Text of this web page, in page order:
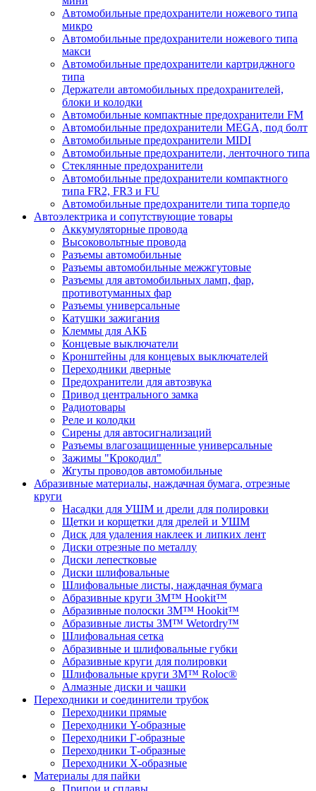
Автомобильные предохранители ножевого типа
микро
Автомобильные предохранители ножевого типа
макси
Автомобильные предохранители картриджного
типа
Держатели автомобильных предохранителей,
блоки и колодки
Автомобильные компактные предохранители FM
Автомобильные предохранители MEGA, под болт
Автомобильные предохранители MIDI
Автомобильные предохранители, ленточного типа
Стеклянные предохранители
Автомобильные предохранители компактного
типа FR2, FR3 и FU
Автомобильные предохранители типа торпедо
Автоэлектрика и сопутствующие товары
Аккумуляторные провода
Высоковольтные провода
Разъемы автомобильные
Разъемы автомобильные межжгутовые
Разъемы для автомобильных ламп, фар,
противотуманных фар
Разъемы универсальные
Катушки зажигания
Клеммы для АКБ
Концевые выключатели
Кронштейны для концевых выключателей
Переходники дверные
Предохранители для автозвука
Привод центрального замка
Радиотовары
Реле и колодки
Сирены для автосигнализаций
Разъемы влагозащищенные универсальные
Зажимы "Крокодил"
Жгуты проводов автомобильные
Абразивные материалы, наждачная бумага, отрезные
круги
Насадки для УШМ и дрели для полировки
Щетки и корщетки для дрелей и УШМ
Диск для удаления наклеек и липких лент
Диски отрезные по металлу
Диски лепестковые
Диски шлифовальные
Шлифовальные листы, наждачная бумага
Абразивные круги 3M™ Hookit™
Абразивные полоски 3M™ Hookit™
Абразивные листы 3M™ Wetordry™
Шлифовальная сетка
Абразивные и шлифовальные губки
Абразивные круги для полировки
Шлифовальные круги 3M™ Roloc®
Алмазные диски и чашки
Переходники и соединители трубок
Переходники прямые
Переходники Y-образные
Переходники Г-образные
Переходники Т-образные
Переходники Х-образные
Материалы для пайки
Припои и сплавы